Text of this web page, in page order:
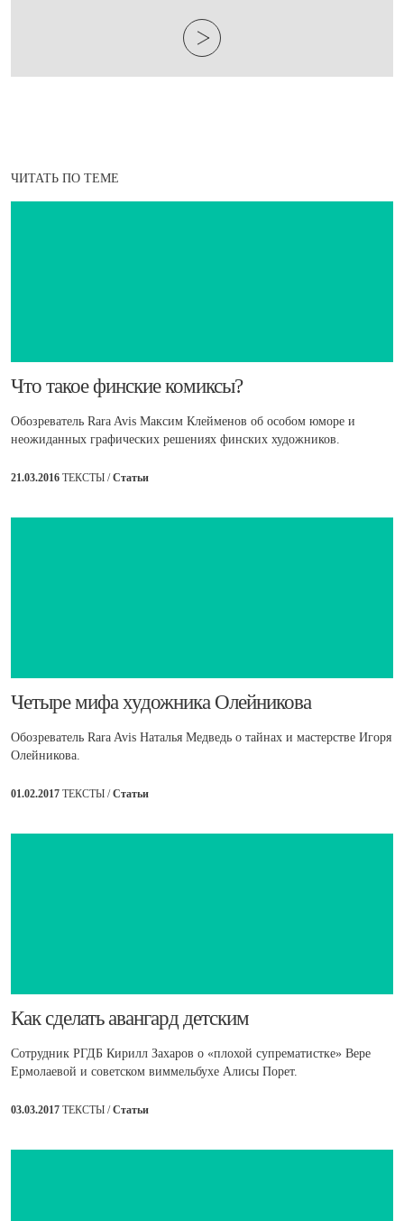
ЧИТАТЬ ПО ТЕМЕ
​Что такое финские комиксы?
Обозреватель Rara Avis Максим Клейменов об особом юморе и
неожиданных графических решениях финских художников.
21.03.2016 ТЕКСТЫ /Статьи
​Четыре мифа художника Олейникова
Обозреватель Rara Avis Наталья Медведь о тайнах и мастерстве Игоря
Олейникова.
01.02.2017 ТЕКСТЫ /Статьи
​Как сделать авангард детским
Сотрудник РГДБ Кирилл Захаров о «плохой супрематистке» Вере
Ермолаевой и советском виммельбухе Алисы Порет.
03.03.2017 ТЕКСТЫ /Статьи